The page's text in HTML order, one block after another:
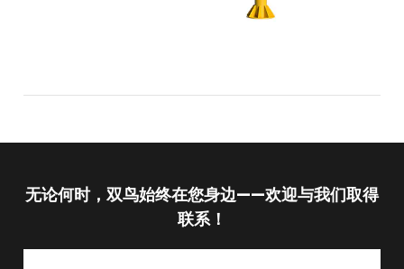
无论何时，双鸟始终在您身边——欢迎与我们取得
联系！